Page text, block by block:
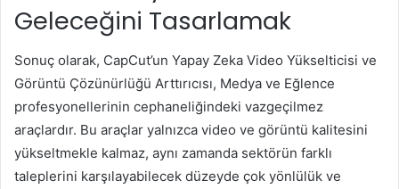
Geleceğini Tasarlamak
Sonuç olarak, CapCut’un Yapay Zeka Video Yükselticisi ve
Görüntü Çözünürlüğü Arttırıcısı, Medya ve Eğlence
profesyonellerinin cephaneliğindeki vazgeçilmez
araçlardır. Bu araçlar yalnızca video ve görüntü kalitesini
yükseltmekle kalmaz, aynı zamanda sektörün farklı
taleplerini karşılayabilecek düzeyde çok yönlülük ve